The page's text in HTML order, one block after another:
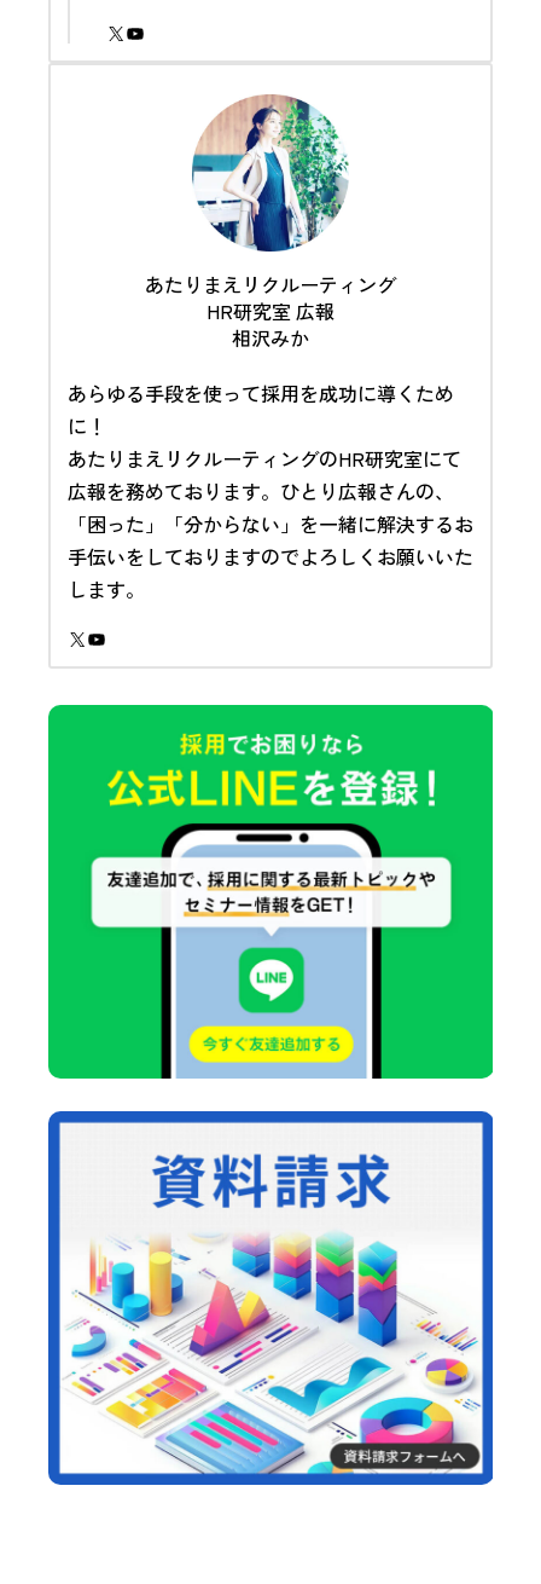
X YouTube
あたりまえリクルーティング
HR研究室 広報
相沢みか
あらゆる手段を使って採用を成功に導くため
に！
あたりまえリクルーティングのHR研究室にて
広報を務めております。ひとり広報さんの、
「困った」「分からない」を一緒に解決するお
手伝いをしておりますのでよろしくお願いいた
します。
X YouTube